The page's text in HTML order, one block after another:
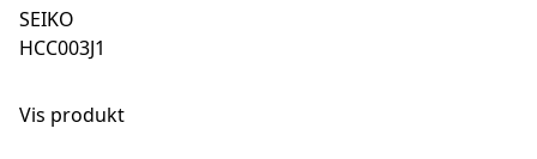
SEIKO
HCC003J1
Vis produkt